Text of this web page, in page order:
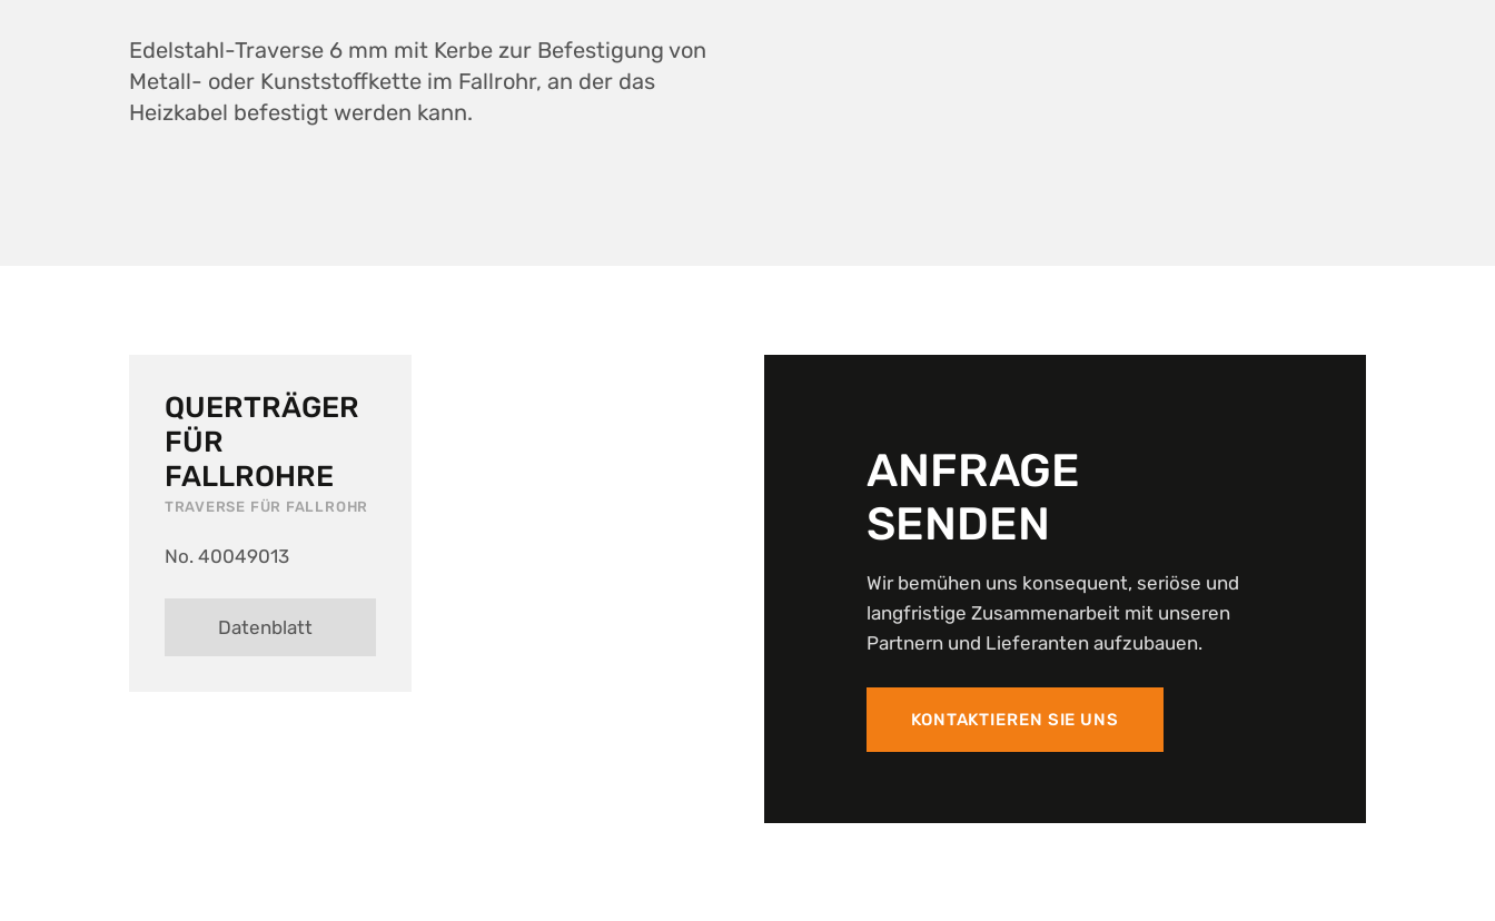
Edelstahl-Traverse 6 mm mit Kerbe zur Befestigung von
Metall- oder Kunststoffkette im Fallrohr, an der das
Heizkabel befestigt werden kann.
QUERTRÄGER
FÜR
FALLROHRE
TRAVERSE FÜR FALLROHR
No. 40049013
Datenblatt
ANFRAGE
SENDEN
Wir bemühen uns konsequent, seriöse und
langfristige Zusammenarbeit mit unseren
Partnern und Lieferanten aufzubauen.
KONTAKTIEREN SIE UNS